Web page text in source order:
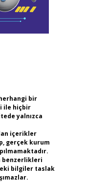
bir
ile hiçbir
yalnızca
içerikler
gerçek kurum
benzerlikleri
bilgiler taslak